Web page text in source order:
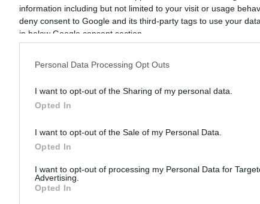
information including but not limited to your visit or usage
deny consent to Google and its third-party tags to use your
in below Google consent section.
Personal Data Processing Opt Outs
I want to opt-out of the Sharing of my personal data.
Opted In
I want to opt-out of the Sale of my Personal Data.
Opted In
I want to opt-out of processing my Personal Data for
Advertising.
Opted In
0COMMENTS